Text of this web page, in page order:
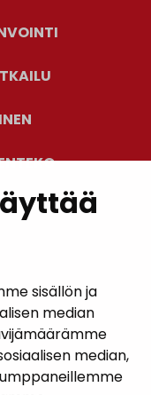
sisällön ja
median
median,